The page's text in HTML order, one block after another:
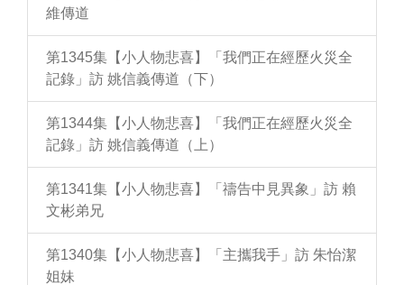
維傳道
第1345集【小人物悲喜】「我們正在經歷火災全
記錄」訪 姚信義傳道（下）
第1344集【小人物悲喜】「我們正在經歷火災全
記錄」訪 姚信義傳道（上）
第1341集【小人物悲喜】「禱告中見異象」訪 賴
文彬弟兄
第1340集【小人物悲喜】「主攜我手」訪 朱怡潔
姐妹